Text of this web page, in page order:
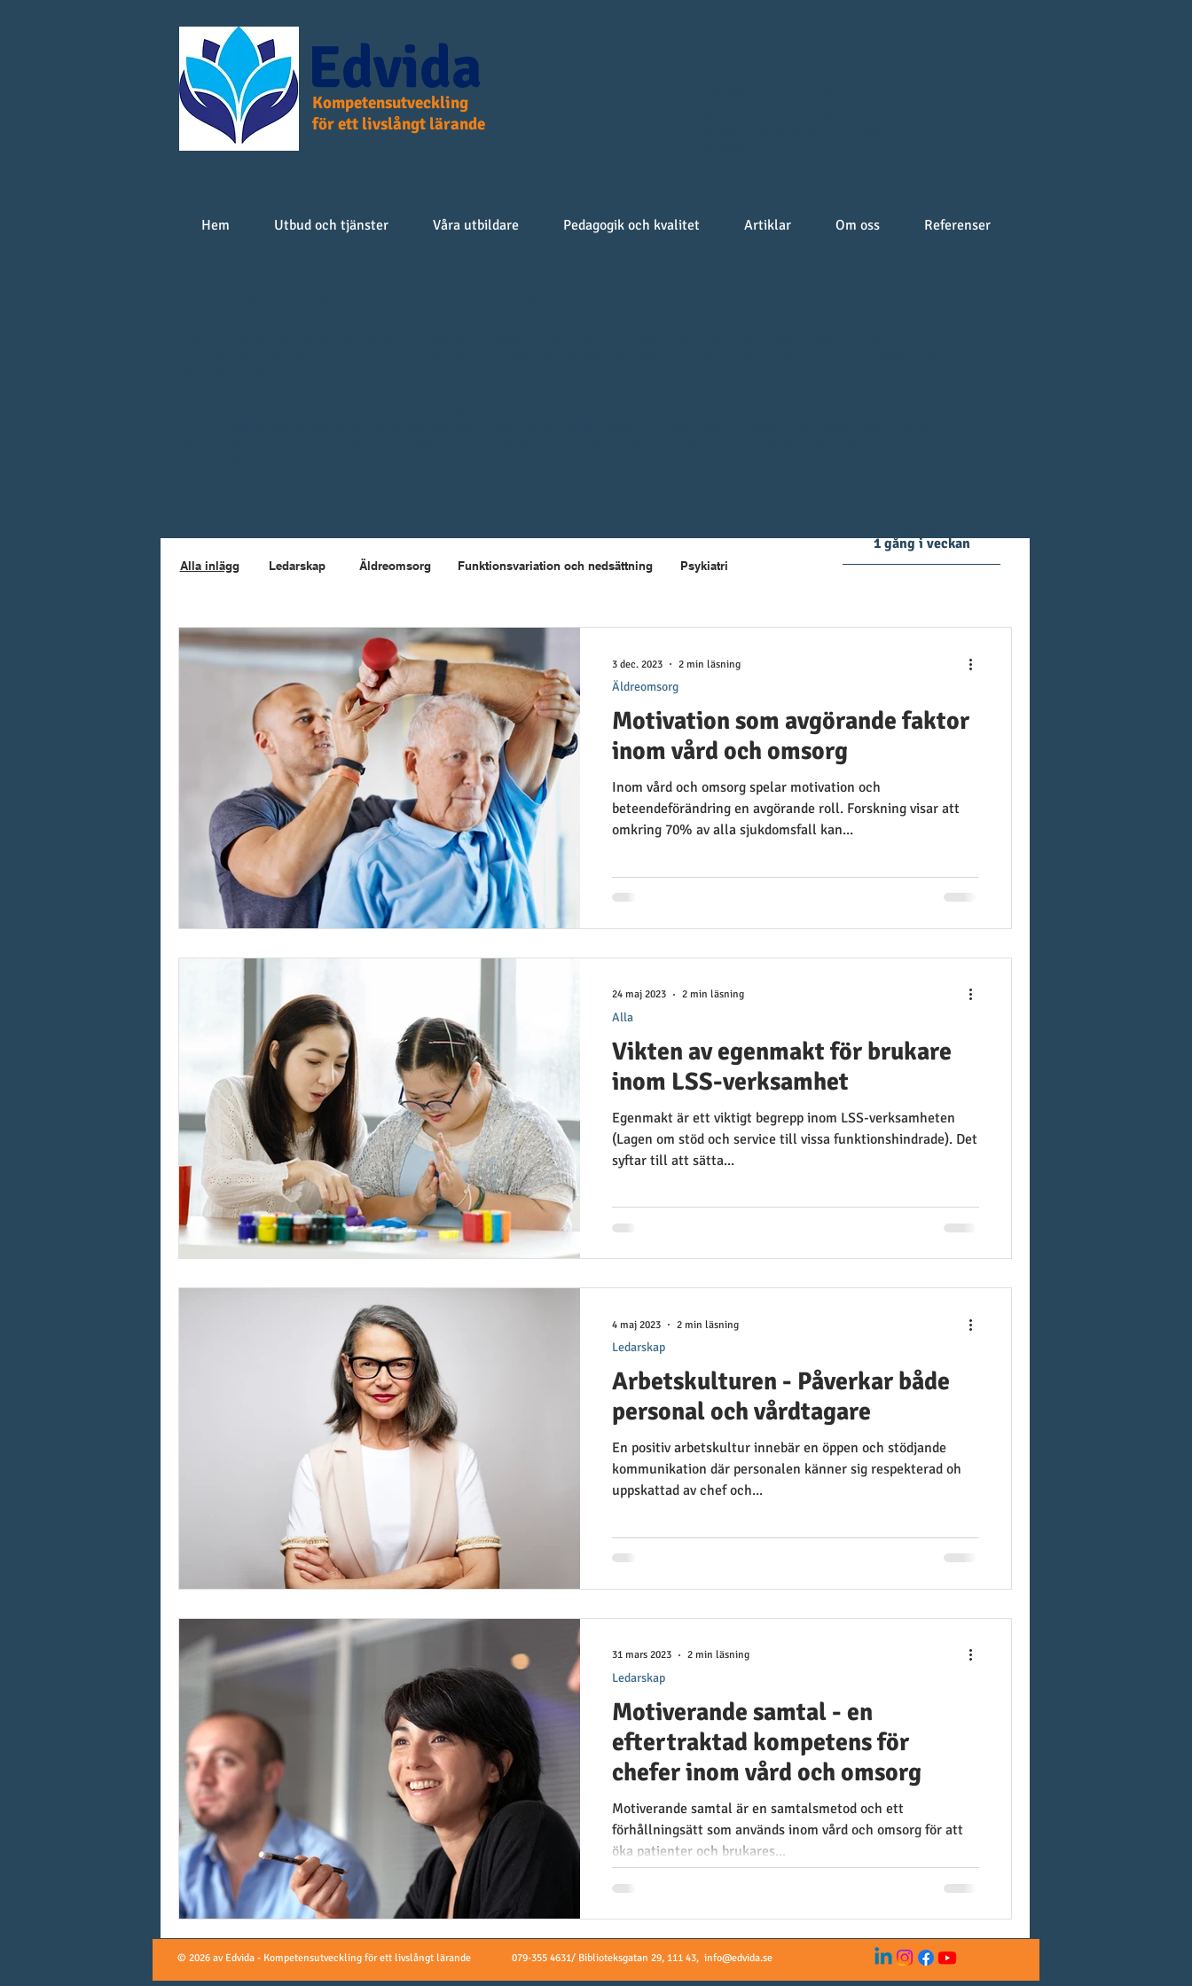
Edvida
Kompetensutveckling
för ett livslångt lärande
Hem Utbud och tjänster Våra utbildare Pedagogik och kvalitet Artiklar Om oss Referenser
Motivation som avgörande faktor
inom vård och omsorg
Inom vård och omsorg spelar motivation och
beteendeförändring en avgörande roll. Forskning visar att
omkring 70% av alla sjukdomsfall kan...
Äldreomsorg
3 dec. 2023 2 min läsning
Vikten av egenmakt för brukare
inom LSS-verksamhet
Egenmakt är ett viktigt begrepp inom LSS-verksamheten
(Lagen om stöd och service till vissa funktionshindrade). Det
syftar till att sätta...
Alla
24 maj 2023 2 min läsning
Arbetskulturen - Påverkar både
personal och vårdtagare
En positiv arbetskultur innebär en öppen och stödjande
kommunikation där personalen känner sig respekterad oh
uppskattad av chef och...
Ledarskap
4 maj 2023 2 min läsning
Motiverande samtal - en
eftertraktad kompetens för
chefer inom vård och omsorg
Motiverande samtal är en samtalsmetod och ett
förhållningsätt som används inom vård och omsorg för att
öka patienter och brukares...
Ledarskap
31 mars 2023 2 min läsning
1 gång i veckan
Alla inlägg Ledarskap Äldreomsorg Funktionsvariation och nedsättning Psykiatri
© 2026 av Edvida - Kompetensutveckling för ett livslångt lärande 079-355 4631/ Biblioteksgatan 29, 111 43, info@edvida.se